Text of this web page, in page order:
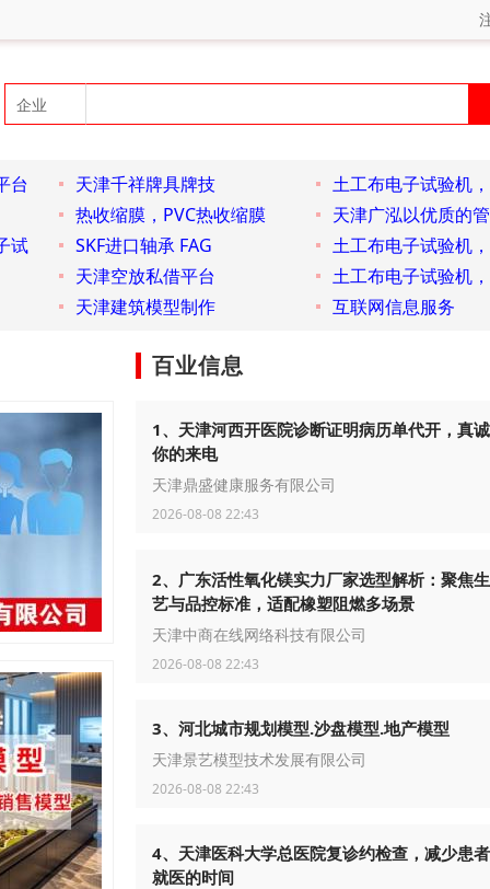
台 天津千祥牌具牌技
土工布电子试验机
热收缩膜，PVC热收缩膜
天津广泓以优质的
试
SKF进口轴承 FAG
土工布电子试验机
天津空放私借平台
土工布电子试验机
天津建筑模型制作
互联网信息服务
百业信息
1、天津河西开医院诊断证明病历单代开，真
你的来电
天津鼎盛健康服务有限公司
2026-08-08 22:43
2、广东活性氧化镁实力厂家选型解析：聚焦
艺与品控标准，适配橡塑阻燃多场景
天津中商在线网络科技有限公司
2026-08-08 22:43
3、河北城市规划模型.沙盘模型.地产模型
天津景艺模型技术发展有限公司
2026-08-08 22:43
4、天津医科大学总医院复诊约检查，减少患
就医的时间